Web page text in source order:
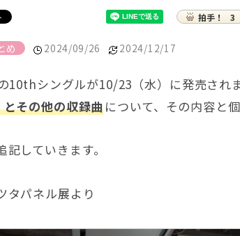
拍手！ 3
め 2024/09/26 2024/12/17
10thシングルが10/23（水）に発売され
その他の収録曲について、その内容と
していきます。
タパネル展より